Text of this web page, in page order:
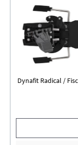
Dynafit Radical /